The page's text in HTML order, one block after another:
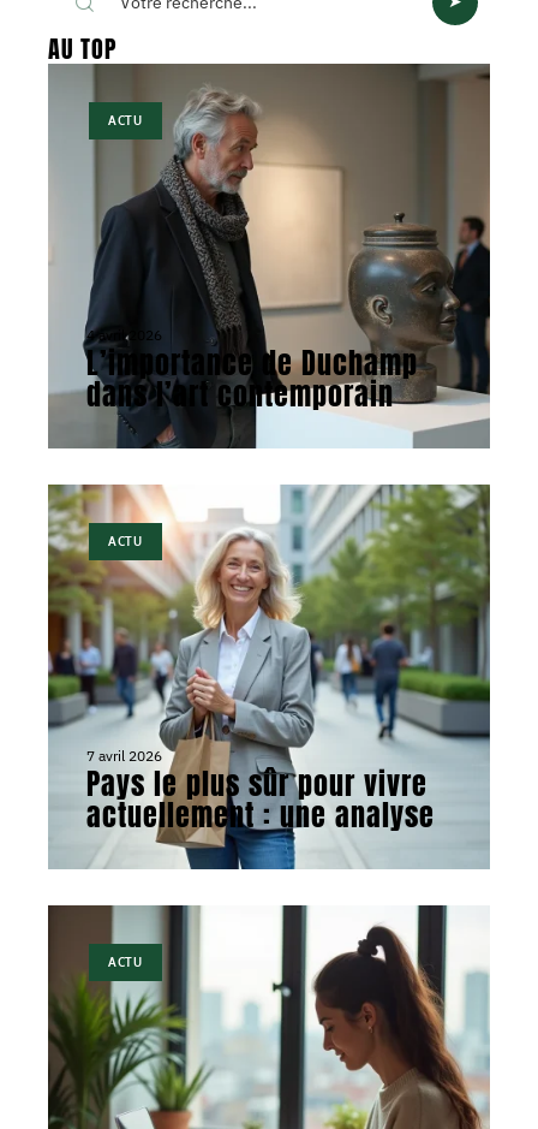
AU TOP
ACTU
4 avril 2026
L’importance de Duchamp
dans l’art contemporain
ACTU
7 avril 2026
Pays le plus sûr pour vivre
actuellement : une analyse
ACTU